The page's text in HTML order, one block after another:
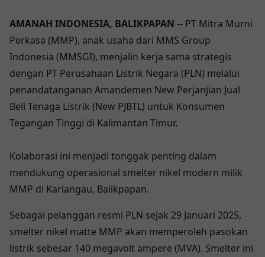
AMANAH INDONESIA, BALIKPAPAN -- PT Mitra Murni
Perkasa (MMP), anak usaha dari MMS Group
Indonesia (MMSGI), menjalin kerja sama strategis
dengan PT Perusahaan Listrik Negara (PLN) melalui
penandatanganan Amandemen New Perjanjian Jual
Beli Tenaga Listrik (New PJBTL) untuk Konsumen
Tegangan Tinggi di Kalimantan Timur.
Kolaborasi ini menjadi tonggak penting dalam
mendukung operasional smelter nikel modern milik
MMP di Kariangau, Balikpapan.
Sebagai pelanggan resmi PLN sejak 29 Januari 2025,
smelter nikel matte MMP akan memperoleh pasokan
listrik sebesar 140 megavolt ampere (MVA). Smelter ini